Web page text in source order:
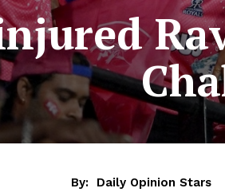
By: Daily Opinion Stars